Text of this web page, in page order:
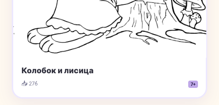
Колобок и лисица
📥 276 7+